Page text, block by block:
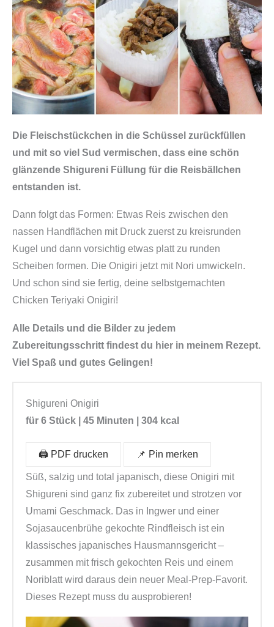
r
m
a
c
h
e
Die Fleischstückchen in die Schüssel zurückfüllen
und mit so viel Sud vermischen, dass eine schön
glänzende Shigureni Füllung für die Reisbällchen
entstanden ist.
Dann folgt das Formen: Etwas Reis zwischen den
nassen Handflächen mit Druck zuerst zu kreisrunden
Kugel und dann vorsichtig etwas platt zu runden
Scheiben formen. Die Onigiri jetzt mit Nori umwickeln.
Und schon sind sie fertig, deine selbstgemachten
Chicken Teriyaki Onigiri!
Alle Details und die Bilder zu jedem
Zubereitungsschritt findest du hier in meinem Rezept.
Viel Spaß und gutes Gelingen!
Shigureni Onigiri
für 6 Stück | 45 Minuten | 304 kcal
🖨️ PDF drucken 📌 Pin merken
Süß, salzig und total japanisch, diese Onigiri mit
Shigureni sind ganz fix zubereitet und strotzen vor
Umami Geschmack. Das in Ingwer und einer
Sojasaucenbrühe gekochte Rindfleisch ist ein
klassisches japanisches Hausmannsgericht –
zusammen mit frisch gekochten Reis und einem
Noriblatt wird daraus dein neuer Meal-Prep-Favorit.
Dieses Rezept muss du ausprobieren!